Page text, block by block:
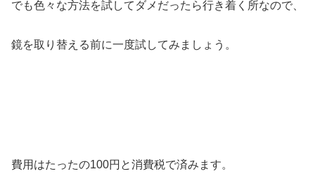
でも色々な方法を試してダメだったら行き着く所なので、
鏡を取り替える前に一度試してみましょう。
費用はたったの100円と消費税で済みます。